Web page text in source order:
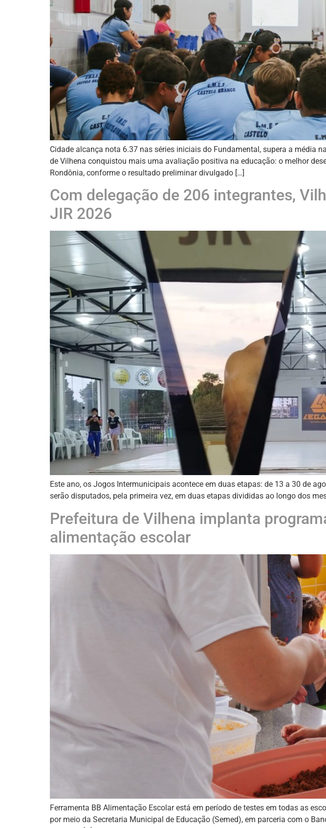
Cidade alcança nota 6.37 nas séries iniciais do Fundamental, supera a média
de Vilhena conquistou mais uma avaliação positiva na educação: o melhor
Rondônia, conforme o resultado preliminar divulgado […]
Com delegação de 206 integrantes,
JIR 2026
Este ano, os Jogos Intermunicipais acontece em duas etapas: de 13 a 30 de
serão disputados, pela primeira vez, em duas etapas divididas ao longo dos
Prefeitura de Vilhena implanta
alimentação escolar
Ferramenta BB Alimentação Escolar está em período de testes em todas as
por meio da Secretaria Municipal de Educação (Semed), em parceria com o